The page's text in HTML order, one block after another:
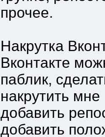
прочее.
Накрутка
Вконтакте
паблик,
накрутить мне
добавить
добавить